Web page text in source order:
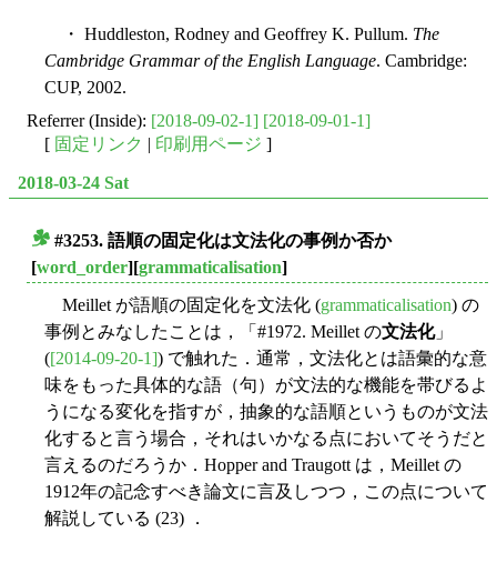
・ Huddleston, Rodney and Geoffrey K. Pullum. The
Cambridge Grammar of the English Language. Cambridge:
CUP, 2002.
Referrer (Inside): [2018-09-02-1] [2018-09-01-1]
[ 固定リンク 印刷用ページ ]
2018-03-24 Sat
#3253. 語順の固定化は文法化の事例か否か
[word_order][grammaticalisation]
Meillet が語順の固定化を文法化 (grammaticalisation) の
事例とみなしたことは，「#1972. Meillet の文法化」
([2014-09-20-1]) で触れた．通常，文法化とは語彙的な意
味をもった具体的な語（句）が文法的な機能を帯びるよ
うになる変化を指すが，抽象的な語順というものが文法
化すると言う場合，それはいかなる点においてそうだと
言えるのだろうか．Hopper and Traugott は，Meillet の
1912年の記念すべき論文に言及しつつ，この点について
解説している (23) ．